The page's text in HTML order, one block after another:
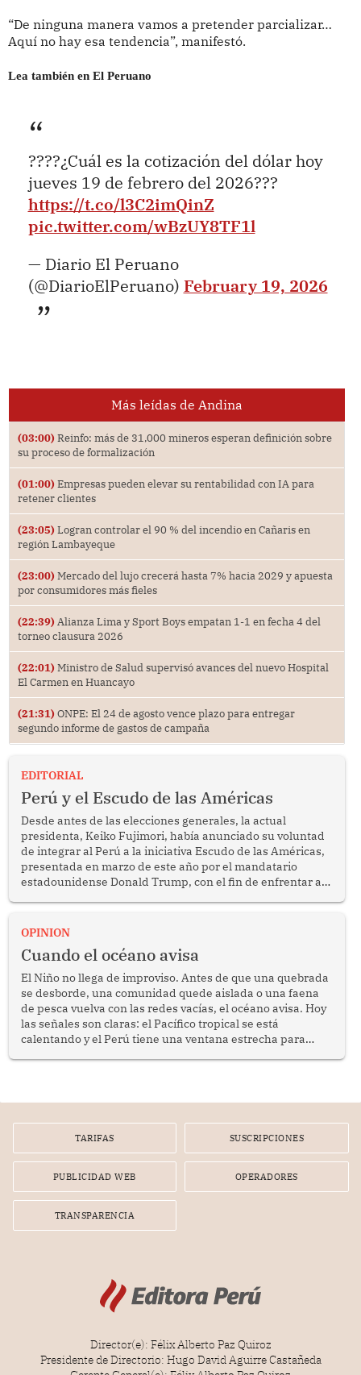
“De ninguna manera vamos a pretender parcializar…
Aquí no hay esa tendencia”, manifestó.
Lea también en El Peruano
????¿Cuál es la cotización del dólar hoy
jueves 19 de febrero del 2026???
https://t.co/l3C2imQinZ
pic.twitter.com/wBzUY8TF1l
— Diario El Peruano
(@DiarioElPeruano) February 19, 2026
Más leídas de Andina
(03:00) Reinfo: más de 31,000 mineros esperan definición sobre
su proceso de formalización
(01:00) Empresas pueden elevar su rentabilidad con IA para
retener clientes
(23:05) Logran controlar el 90 % del incendio en Cañaris en
región Lambayeque
(23:00) Mercado del lujo crecerá hasta 7% hacia 2029 y apuesta
por consumidores más fieles
(22:39) Alianza Lima y Sport Boys empatan 1-1 en fecha 4 del
torneo clausura 2026
(22:01) Ministro de Salud supervisó avances del nuevo Hospital
El Carmen en Huancayo
(21:31) ONPE: El 24 de agosto vence plazo para entregar
segundo informe de gastos de campaña
EDITORIAL
Perú y el Escudo de las Américas
Desde antes de las elecciones generales, la actual
presidenta, Keiko Fujimori, había anunciado su voluntad
de integrar al Perú a la iniciativa Escudo de las Américas,
presentada en marzo de este año por el mandatario
estadounidense Donald Trump, con el fin de enfrentar al
OPINION
Cuando el océano avisa
El Niño no llega de improviso. Antes de que una quebrada
se desborde, una comunidad quede aislada o una faena
de pesca vuelva con las redes vacías, el océano avisa. Hoy
las señales son claras: el Pacífico tropical se está
calentando y el Perú tiene una ventana estrecha para
TARIFAS SUSCRIPCIONES
PUBLICIDAD WEB OPERADORES
TRANSPARENCIA
Director(e): Félix Alberto Paz Quiroz
Presidente de Directorio: Hugo David Aguirre Castañeda